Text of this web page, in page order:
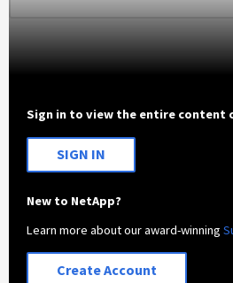
Sign in to view the entire content
SIGN IN
New to NetApp?
Learn more about our award-winning
Create Account